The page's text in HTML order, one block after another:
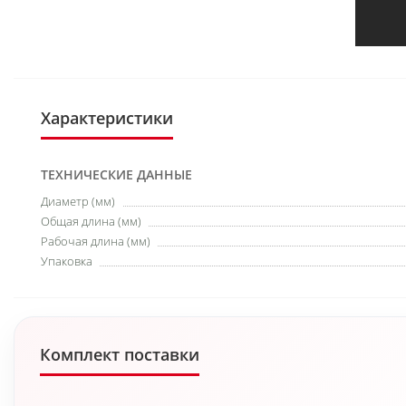
Характеристики
ТЕХНИЧЕСКИЕ ДАННЫЕ
Диаметр (мм)
Общая длина (мм)
Рабочая длина (мм)
Упаковка
Комплект поставки